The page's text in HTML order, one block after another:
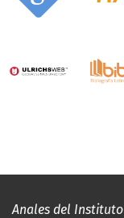
Anales del